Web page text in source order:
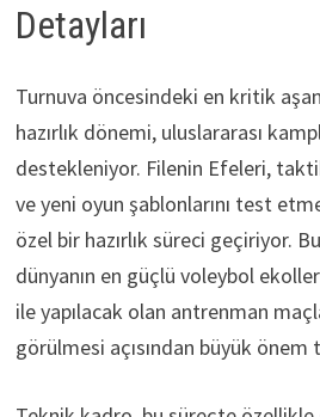
Detayları
Turnuva öncesindeki en kritik
hazırlık dönemi, uluslararası
destekleniyor. Filenin Efeleri,
ve yeni oyun şablonlarını test
özel bir hazırlık süreci geçiriyor.
dünyanın en güçlü voleybol
ile yapılacak olan antrenman
görülmesi açısından büyük önem